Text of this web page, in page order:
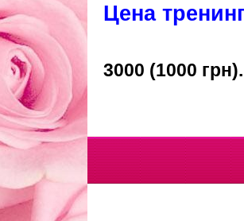
Цена
3000 (1000 грн).